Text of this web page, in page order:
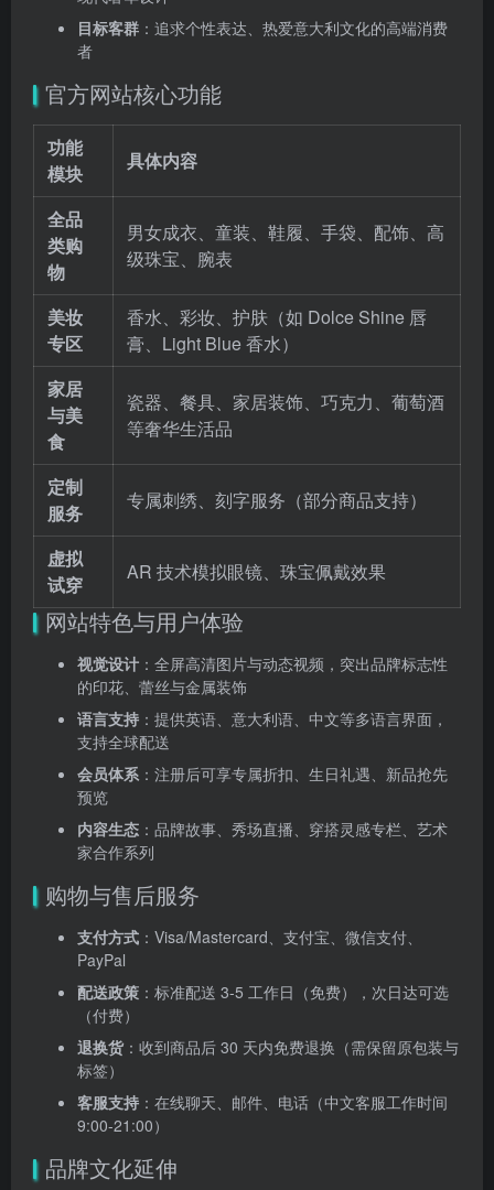
目标客群 ：追求个性表达、热爱意大利文化的高端消费
者
官方网站核心功能
功能
模块
具体内容
全品
类购
物
男女成衣、童装、鞋履、手袋、配饰、高
级珠宝、腕表
美妆
专区
香水、彩妆、护肤（如 Dolce Shine 唇
膏、Light Blue 香水）
家居
与美
食
瓷器、餐具、家居装饰、巧克力、葡萄酒
等奢华生活品
定制
服务
专属刺绣、刻字服务（部分商品支持）
虚拟
试穿
AR 技术模拟眼镜、珠宝佩戴效果
网站特色与用户体验
视觉设计 ：全屏高清图片与动态视频，突出品牌标志性
的印花、蕾丝与金属装饰
语言支持 ：提供英语、意大利语、中文等多语言界面，
支持全球配送
会员体系 ：注册后可享专属折扣、生日礼遇、新品抢先
预览
内容生态 ：品牌故事、秀场直播、穿搭灵感专栏、艺术
家合作系列
购物与售后服务
支付方式 ：Visa/Mastercard、支付宝、微信支付、
PayPal
配送政策 ：标准配送 3-5 工作日（免费），次日达可选
（付费）
退换货：收到商品后 30 天内免费退换（需保留原包装与
标签）
客服支持 ：在线聊天、邮件、电话（中文客服工作时间
9:00-21:00）
品牌文化延伸